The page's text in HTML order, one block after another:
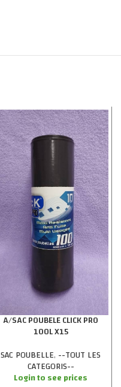
A/SAC POUBELE CLICK PRO
100L X15
SAC POUBELLE, --TOUT LES
CATEGORIS--
Login to see prices